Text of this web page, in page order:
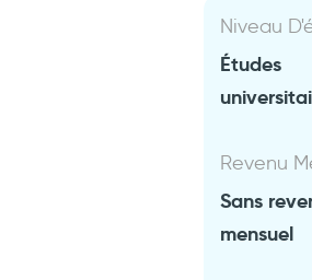
Niveau
Études
Revenu
Sans
mensuel